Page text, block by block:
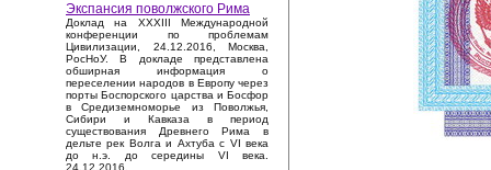
Экспансия поволжского Рима
Доклад на XXXIII Международной
конференции по проблемам
Цивилизации, 24.12.2016, Москва,
РосНоУ. В докладе представлена
обширная информация о
переселении народов в Европу через
порты Боспорского царства и Босфор
в Средиземноморье из Поволжья,
Сибири и Кавказа в период
существования Древнего Рима в
дельте рек Волга и Ахтуба с VI века
до н.э. до середины VI века.
24.12.2016.